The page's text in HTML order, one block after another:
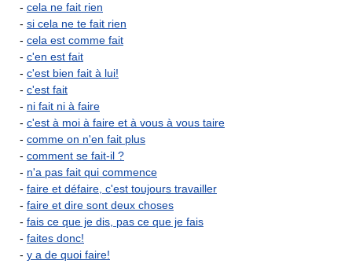
- cela ne fait rien
- si cela ne te fait rien
- cela est comme fait
- c'en est fait
- c'est bien fait à lui!
- c'est fait
- ni fait ni à faire
- c'est à moi à faire et à vous à vous taire
- comme on n'en fait plus
- comment se fait-il ?
- n'a pas fait qui commence
- faire et défaire, c'est toujours travailler
- faire et dire sont deux choses
- fais ce que je dis, pas ce que je fais
- faites donc!
- y a de quoi faire!